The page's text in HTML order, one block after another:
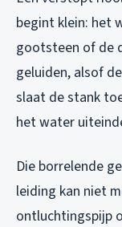
begint klein: het
gootsteen of de
geluiden, alsof
slaat de stank
het water
Die borrelende
leiding kan niet
ontluchtingspijp